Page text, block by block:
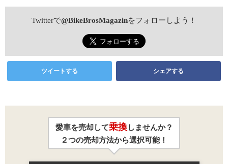
Twitterで@BikeBrosMagazinをフォローしよう！
ツイートする シェアする
愛車を売却して乗換しませんか？
２つの売却方法から選択可能！